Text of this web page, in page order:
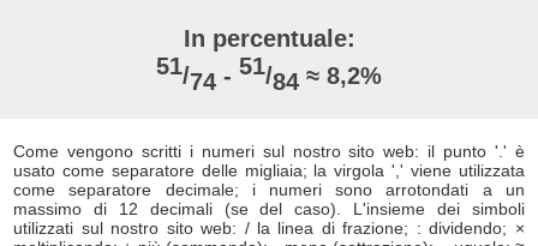
In percentuale:
51/74 - 51/84 ≈ 8,2%
Come vengono scritti i numeri sul nostro sito web: il punto '.' è
usato come separatore delle migliaia; la virgola ',' viene utilizzata
come separatore decimale; i numeri sono arrotondati a un
massimo di 12 decimali (se del caso). L'insieme dei simboli
utilizzati sul nostro sito web: / la linea di frazione; : dividendo; ×